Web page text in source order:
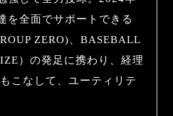
を全面でサポートできる
ZERO)、BASEBALL
）の発足に携わり、経理
こなして、ユーティリテ